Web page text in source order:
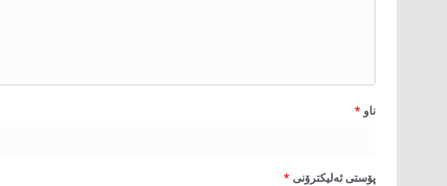
ناو *
پۆستی ئەلیکترۆنی *